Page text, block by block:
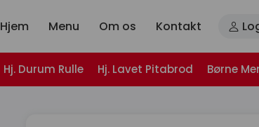
Hjem Menu Om os Kontakt
Hj. Durum Rulle Hj. Lavet Pitabrod Børne